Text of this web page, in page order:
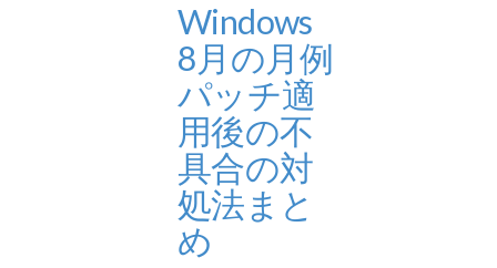
Windows
8月の月例
パッチ適
用後の不
具合の対
処法まと
め